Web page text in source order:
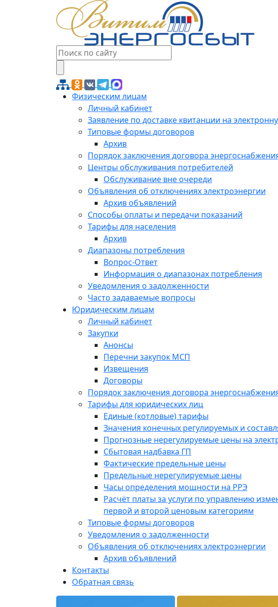
Физическим лицам
Личный кабинет
Заявление по доставке квитанции на
Типовые формы договоров
Архив
Порядок заключения договора
Центры обслуживания потребителей
Обслуживание вне очереди
Объявления об отключениях электроэнергии
Архив объявлений
Способы оплаты и передачи показаний
Тарифы для населения
Архив
Диапазоны потребления
Вопрос-Ответ
Информация о диапазонах потребления
Уведомления о задолженности
Часто задаваемые вопросы
Юридическим лицам
Личный кабинет
Закупки
Анонсы
Перечни закупок МСП
Извещения
Договоры
Порядок заключения договора
Тарифы для юридических лиц
Единые (котловые) тарифы
Значения конечных регулируемых и
Прогнозные нерегулируемые цены на
Сбытовая надбавка ГП
Фактические предельные цены
Предельные нерегулируемые цены
Часы определения мощности на РРЭ
Расчёт платы за услуги по управлению
первой и второй ценовым категориям
Типовые формы договоров
Уведомления о задолженности
Объявления об отключениях электроэнергии
Архив объявлений
Контакты
Обратная связь